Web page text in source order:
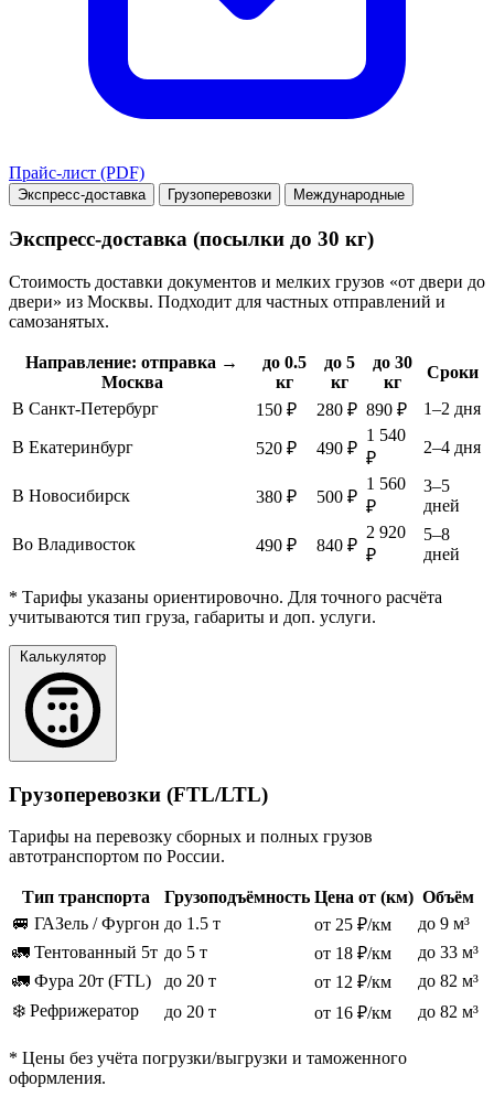
Прайс-лист (PDF)
Экспресс-доставка Грузоперевозки Международные
Экспресс-доставка (посылки до 30 кг)
Стоимость доставки документов и мелких грузов «от двери до
двери» из Москвы. Подходит для частных отправлений и
самозанятых.
Направление: отправка →
Москва
до 0.5
кг
до 5
кг
до 30
кг
Сроки
В Санкт-Петербург
150 ₽ 280 ₽ 890 ₽ 1–2 дня
В Екатеринбург 520 ₽ 490 ₽
1 540
₽
2–4 дня
В Новосибирск 380 ₽ 500 ₽
1 560
₽
3–5
дней
Во Владивосток 490 ₽ 840 ₽
2 920
₽
5–8
дней
* Тарифы указаны ориентировочно. Для точного расчёта
учитываются тип груза, габариты и доп. услуги.
Калькулятор
Грузоперевозки (FTL/LTL)
Тарифы на перевозку сборных и полных грузов
автотранспортом по России.
Тип транспорта Грузоподъёмность Цена от (км) Объём
🚐 ГАЗель / Фургон до 1.5 т от 25 ₽/км
до 9 м³
🚛 Тентованный 5т до 5 т от 18 ₽/км
до 33 м³
🚛 Фура 20т (FTL)
до 20 т от 12 ₽/км
до 82 м³
❄️ Рефрижератор
до 20 т от 16 ₽/км до 82 м³
* Цены без учёта погрузки/выгрузки и таможенного
оформления.